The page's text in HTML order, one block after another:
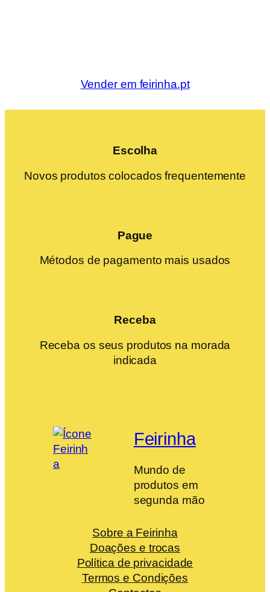
Vender em feirinha.pt
Escolha
Novos produtos colocados frequentemente
Pague
Métodos de pagamento mais usados
Receba
Receba os seus produtos na morada
indicada
Feirinha
Mundo de
produtos em
segunda mão
Sobre a Feirinha
Doações e trocas
Política de privacidade
Termos e Condições